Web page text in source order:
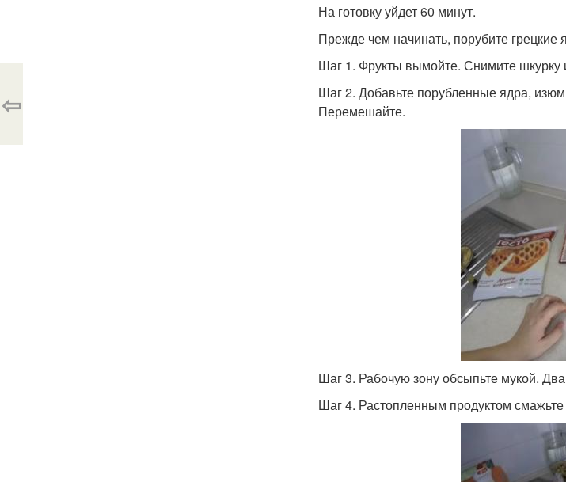
На готовку уйдет 60 минут.
Прежде чем начинать, порубите
Шаг 1. Фрукты вымойте. Снимите шкурку
Шаг 2. Добавьте порубленные ядра,
Перемешайте.
Шаг 3. Рабочую зону обсыпьте мукой. Два
Шаг 4. Растопленным продуктом смажьте
⇦